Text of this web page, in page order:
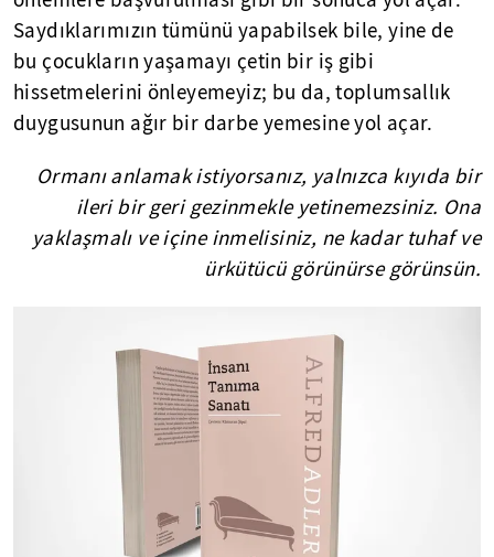
Saydıklarımızın tümünü yapabilsek bile, yine de
bu çocukların yaşamayı çetin bir iş gibi
hissetmelerini önleyemeyiz; bu da, toplumsallık
duygusunun ağır bir darbe yemesine yol açar.
Ormanı anlamak istiyorsanız, yalnızca kıyıda bir
ileri bir geri gezinmekle yetinemezsiniz. Ona
yaklaşmalı ve içine inmelisiniz, ne kadar tuhaf ve
ürkütücü görünürse görünsün.